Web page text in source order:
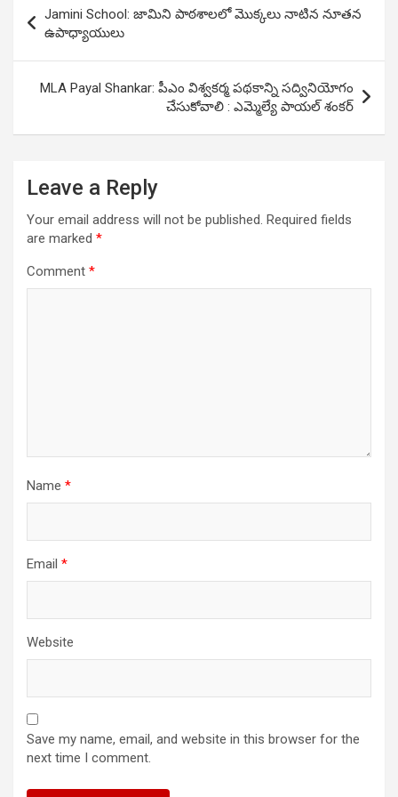
navigation
Jamini School: జామిని పాఠశాలలో మొక్కలు నాటిన నూతన
ఉపాధ్యాయులు
MLA Payal Shankar: పీఎం విశ్వకర్మ ప‌థ‌కాన్ని స‌ద్వినియోగం
చేసుకోవాలి : ఎమ్మెల్యే పాయల్ శంకర్
Leave a Reply
Your email address will not be published. Required fields
are marked *
Comment *
Name *
Email *
Website
Save my name, email, and website in this browser for the
next time I comment.